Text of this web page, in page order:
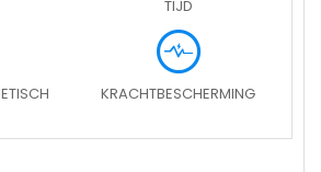
TIJD
KRACHTBESCHERMING